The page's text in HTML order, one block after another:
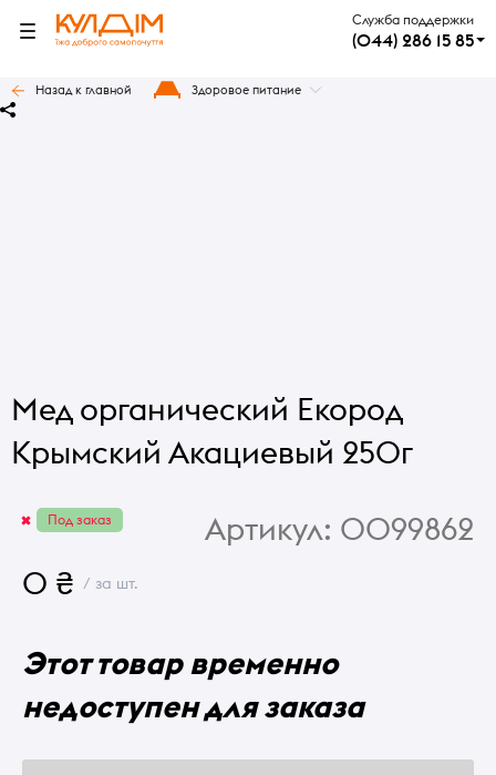
Служба поддержки
(044) 286 15 85
Назад к главной Здоровое питание
Мед органический Екород
Крымский Акациевый 250г
Под заказ Артикул: 0099862
0 ₴ / за шт.
Этот товар временно
недоступен для заказа